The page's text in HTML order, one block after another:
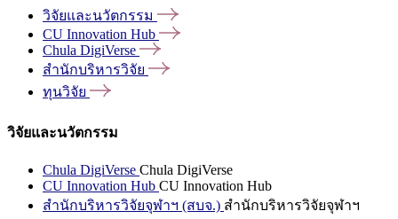
วิจัยและนวัตกรรม
CU Innovation Hub
Chula DigiVerse
สำนักบริหารวิจัย
ทุนวิจัย
วิจัยและนวัตกรรม
Chula DigiVerse Chula DigiVerse
CU Innovation Hub CU Innovation Hub
สำนักบริหารวิจัยจุฬาฯ (สบจ.) สำนักบริหารวิจัยจุฬาฯ